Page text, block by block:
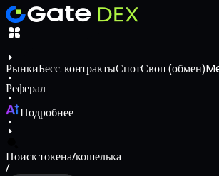
РынкиБесс. контрактыСпотСвоп (обмен)
Реферал
Подробнее
Поиск токена/кошелька
/